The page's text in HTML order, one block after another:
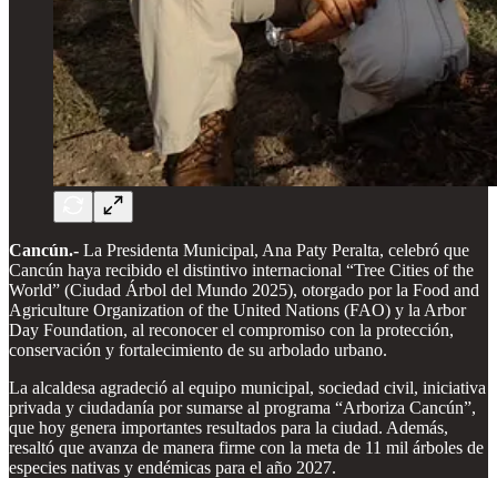
Cancún.- La Presidenta Municipal, Ana Paty Peralta, celebró que
Cancún haya recibido el distintivo internacional “Tree Cities of the
World” (Ciudad Árbol del Mundo 2025), otorgado por la Food and
Agriculture Organization of the United Nations (FAO) y la Arbor
Day Foundation, al reconocer el compromiso con la protección,
conservación y fortalecimiento de su arbolado urbano.
La alcaldesa agradeció al equipo municipal, sociedad civil, iniciativa
privada y ciudadanía por sumarse al programa “Arboriza Cancún”,
que hoy genera importantes resultados para la ciudad. Además,
resaltó que avanza de manera firme con la meta de 11 mil árboles de
especies nativas y endémicas para el año 2027.